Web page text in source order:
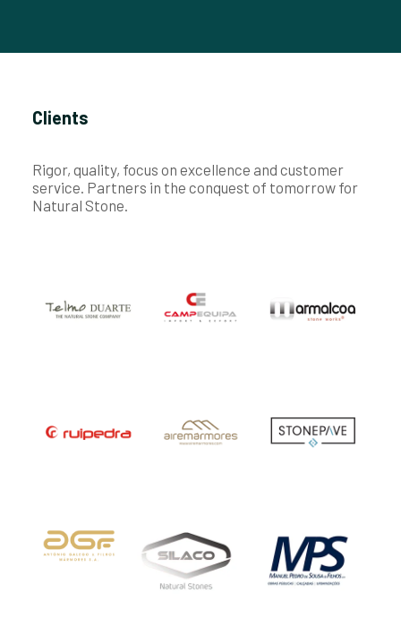
Clients
Rigor, quality, focus on excellence and customer
service. Partners in the conquest of tomorrow for
Natural Stone.